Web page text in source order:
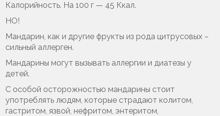
Калорийность. На 100 г — 45 Ккал.
НО!
Мандарин, как и другие фрукты из рода цитрусовых –
сильный аллерген.
Мандарины могут вызывать аллергии и диатезы у
детей.
С особой осторожностью мандарины стоит
употреблять людям, которые страдают колитом,
гастритом, язвой, нефритом, энтеритом,